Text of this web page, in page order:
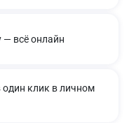
— всё онлайн
клик в личном